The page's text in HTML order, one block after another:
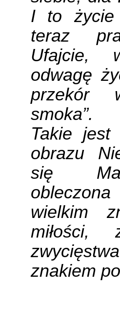
I to życie
teraz
Ufajcie,
odwagę
przekór
smoka”.
Takie jest
obrazu
się
wielkim
miłości,
znakiem